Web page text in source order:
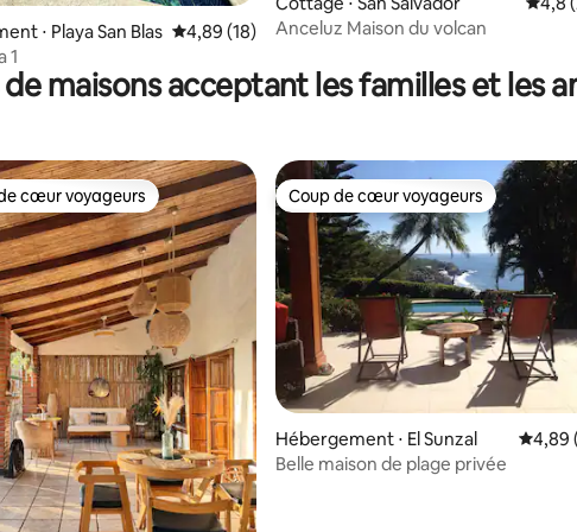
base de 104 commentaires : 4,78 sur 5
⋅ Playa San Blas Évaluation moyenne sur la base de 18
4,89 (18)
1
Anceluz Maison du volcan
maisons acceptant les familles et les
base de 170 commentaires : 4,95 sur 5
cœur voyageurs les plus appréciés
cœur voyageurs Coup de cœur voyageurs
Coup de cœur voyageurs
Hébergement ⋅ El Sunzal
4,89
Belle maison de plage privée